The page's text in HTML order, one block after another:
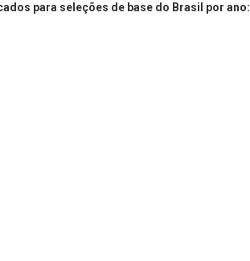
para seleções de base do Brasil por ano: